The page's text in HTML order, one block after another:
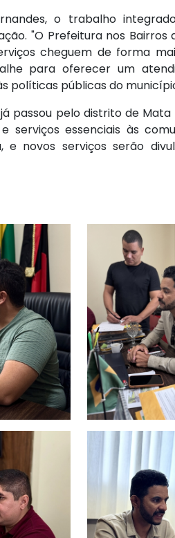
o trabalho
"O Prefeitura nos Bairros
cheguem de forma
para oferecer um
políticas públicas do
passou pelo distrito de Mata
essenciais às
novos serviços serão